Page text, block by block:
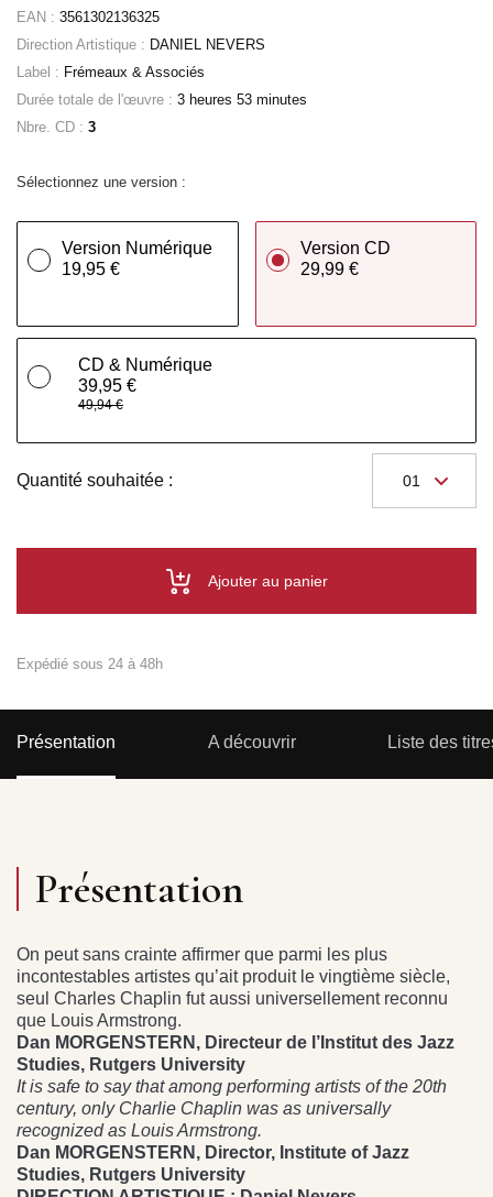
EAN : 3561302136325
Direction Artistique : DANIEL NEVERS
Label : Frémeaux & Associés
Durée totale de l'œuvre : 3 heures 53 minutes
Nbre. CD : 3
Sélectionnez une version :
Version Numérique
19,95 €
Version CD
29,99 €
CD & Numérique
39,95 €
49,94 €
Quantité souhaitée :
Ajouter au panier
Expédié sous 24 à 48h
Présentation A découvrir Liste des
Présentation
On peut sans crainte affirmer que parmi les plus
incontestables artistes qu’ait produit le vingtième siècle,
seul Charles Chaplin fut aussi universellement reconnu
que Louis Armstrong.
Dan MORGENSTERN, Directeur de l’Institut des Jazz
Studies, Rutgers University
It is safe to say that among performing artists of the 20th
century, only Charlie Chaplin was as universally
recognized as Louis Armstrong.
Dan MORGENSTERN, Director, Institute of Jazz
Studies, Rutgers University